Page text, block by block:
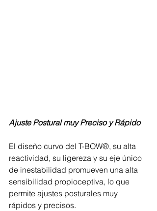
Ajuste Postural muy Preciso y Rápido
El diseño curvo del T-BOW®, su alta
reactividad, su ligereza y su eje único
de inestabilidad promueven una alta
sensibilidad propioceptiva, lo que
permite ajustes posturales muy
rápidos y precisos.